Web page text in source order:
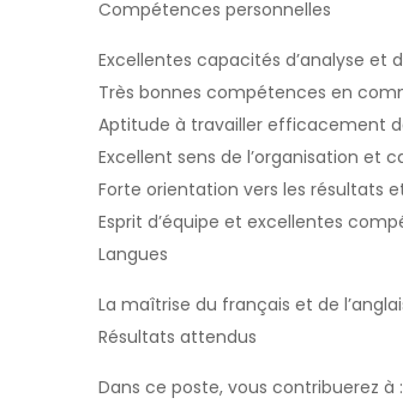
Compétences personnelles
Excellentes capacités d’analyse et
Très bonnes compétences en
Aptitude à travailler efficacement
Excellent sens de l’organisation et
Forte orientation vers les résultats
Esprit d’équipe et excellentes
Langues
La maîtrise du français et de
Résultats attendus
Dans ce poste, vous contribuerez à :